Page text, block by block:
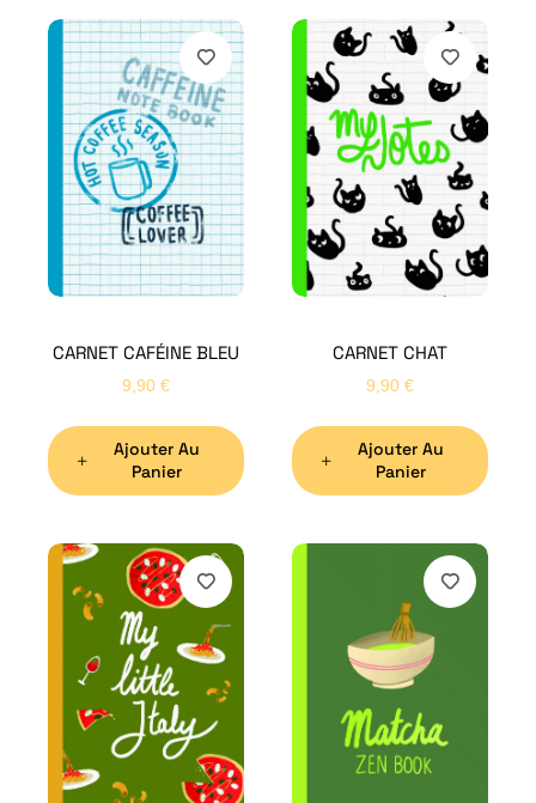
CARNET CAFÉINE BLEU
9,90 €
Ajouter Au
Panier
CARNET CHAT
9,90 €
Ajouter Au
Panier